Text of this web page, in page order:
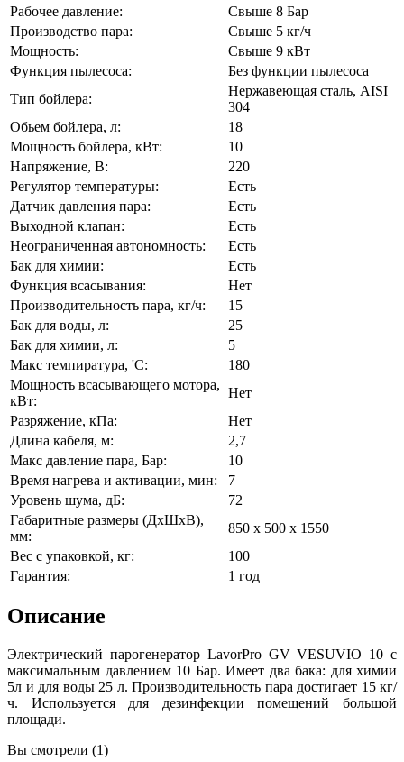
Рабочее давление:
Свыше 8 Бар
Производство пара:
Свыше 5 кг/ч
Мощность:
Свыше 9 кВт
Функция пылесоса:
Без функции пылесоса
Тип бойлера:
Нержавеющая сталь, AISI
304
Обьем бойлера, л:
18
Мощность бойлера, кВт:
10
Напряжение, В:
220
Регулятор температуры:
Есть
Датчик давления пара:
Есть
Выходной клапан:
Есть
Неограниченная автономность:
Есть
Бак для химии:
Есть
Функция всасывания:
Нет
Производительность пара, кг/ч:
15
Бак для воды, л:
25
Бак для химии, л:
5
Макс темпиратура, 'C:
180
Мощность всасывающего мотора,
кВт:
Нет
Разряжение, кПа:
Нет
Длина кабеля, м:
2,7
Макс давление пара, Бар:
10
Время нагрева и активации, мин:
7
Уровень шума, дБ:
72
Габаритные размеры (ДхШхВ),
мм:
850 х 500 х 1550
Вес с упаковкой, кг:
100
Гарантия:
1 год
Описание
Электрический парогенератор LavorPro GV VESUVIO 10 с
максимальным давлением 10 Бар. Имеет два бака: для химии
5л и для воды 25 л. Производительность пара достигает 15 кг/
ч. Используется для дезинфекции помещений большой
площади.
Вы смотрели (1)